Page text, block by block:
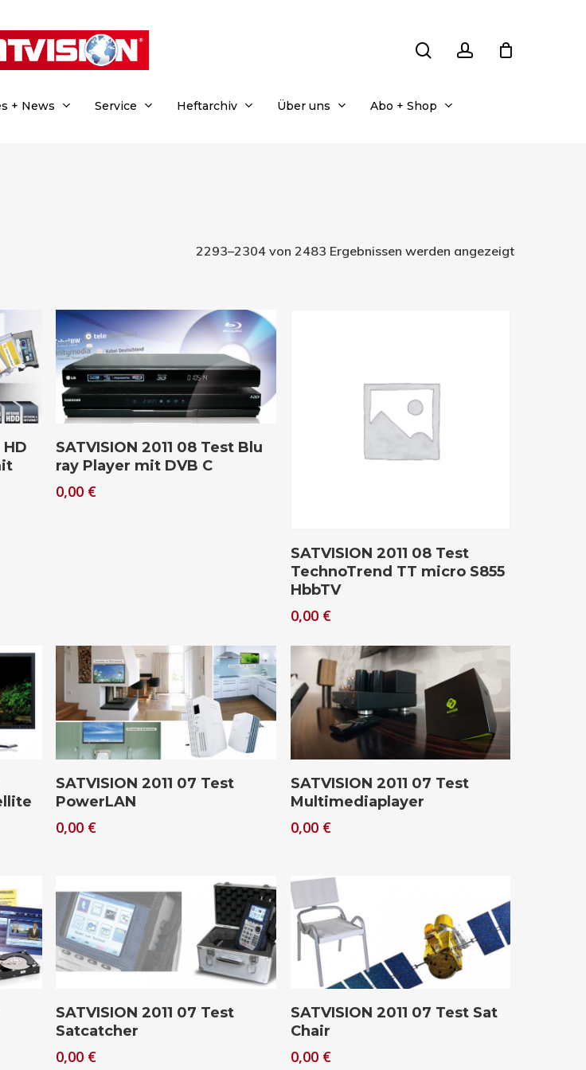
+ News Service Heftarchiv Über uns Abo + Shop
2293–2304 von 2483 Ergebnissen werden angezeigtNach
HD
Download
SATVISION 2011 08 Test Blu
ray Player mit DVB C
0,00 €
Download
SATVISION 2011 08 Test
TechnoTrend TT micro S855
HbbTV
0,00 €
Download
SATVISION 2011 07 Test
PowerLAN
0,00 €
Download
SATVISION 2011 07 Test
Multimediaplayer
0,00 €
Download
SATVISION 2011 07 Test
Satcatcher
0,00 €
Download
SATVISION 2011 07 Test Sat
Chair
0,00 €